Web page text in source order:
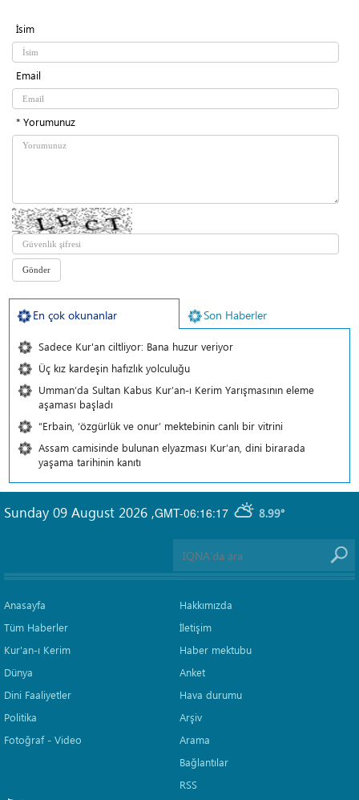
İsim
Email
* Yorumunuz
En çok okunanlar Son Haberler
Sadece Kur'an ciltliyor: Bana huzur veriyor
Üç kız kardeşin hafızlık yolculuğu
Umman’da Sultan Kabus Kur’an-ı Kerim Yarışmasının eleme
aşaması başladı
“Erbain, ‘özgürlük ve onur’ mektebinin canlı bir vitrini
Assam camisinde bulunan elyazması Kur’an, dini birarada
yaşama tarihinin kanıtı
GMT-06:16:17 8.99°
Sunday 09 August 2026 ,
Anasayfa
Tüm Haberler
Kur'an-ı Kerim
Dünya
Dini Faaliyetler
Politika
Fotoğraf - Video
Hakkımızda
İletişim
Haber mektubu
Anket
Hava durumu
Arşiv
Arama
Bağlantılar
RSS